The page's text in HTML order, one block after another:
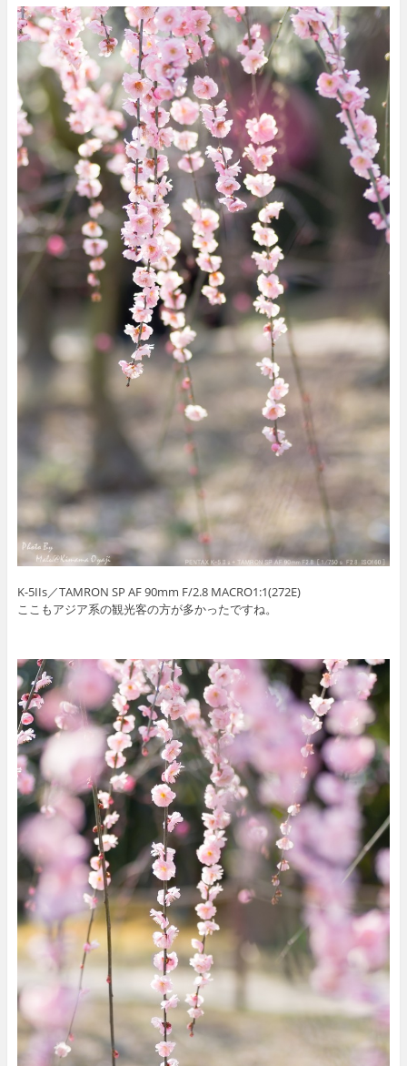
K-5IIs／TAMRON SP AF 90mm F/2.8 MACRO1:1(272E)
ここもアジア系の観光客の方が多かったですね。